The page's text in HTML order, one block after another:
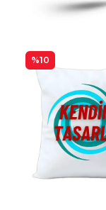
%10